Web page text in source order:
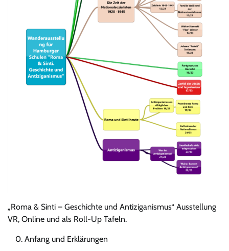
„Roma & Sinti – Geschichte und Antiziganismus“ Ausstellung
VR, Online und als Roll-Up Tafeln.
Anfang und Erklärungen